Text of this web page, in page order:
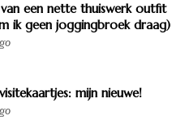
een nette thuiswerk outfit
ik geen joggingbroek draag)
mijn nieuwe!